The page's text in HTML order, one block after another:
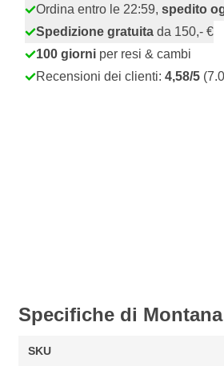
Ordina entro le 22:59, spedito
Spedizione gratuita da 150,- €
100 giorni per resi & cambi
Recensioni dei clienti: 4,58/5
Specifiche di
SKU